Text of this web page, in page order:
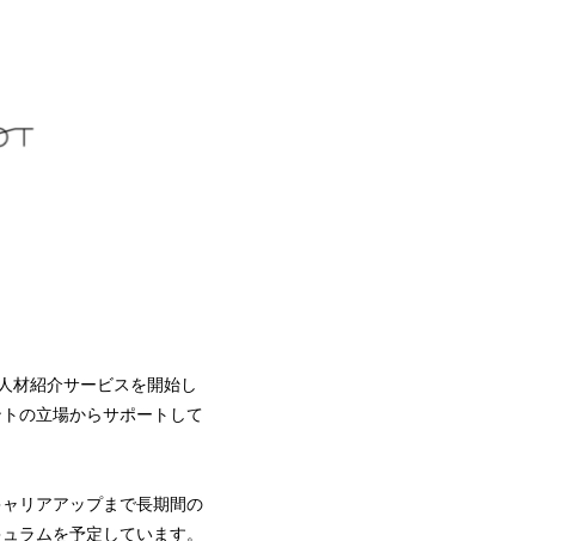
材紹介サービスを開始し
の立場からサポートして
リアアップまで長期間の
ラムを予定しています。